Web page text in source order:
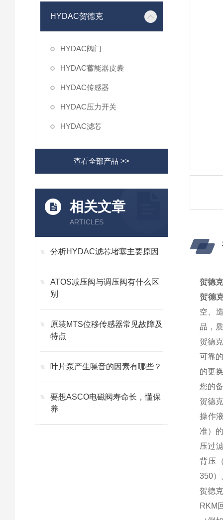
HYDAC贺德克
HYDAC阀门
HYDAC蓄能器皮囊
HYDAC传感器
HYDAC压力开关
HYDAC滤芯
查看全部产品 >>
相关文章
ARTICLES
分析HYDAC滤芯堵塞主要原因
ATOS减压阀与调压阀有什么区
别
原装MTS位移传感器常见故障及
特点
叶片泵产生噪音的因素有哪些？
要想ASCO电磁阀寿命长，懂保
养
贺德
贺德
空、
品，
贺德
可靠
的更
您的
贺德
操作
准）
压过
背压
350）
贺德
RKM